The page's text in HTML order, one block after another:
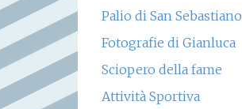
Palio di San Sebastiano
Fotografie di Gianluca
Sciopero della fame
Attività Sportiva